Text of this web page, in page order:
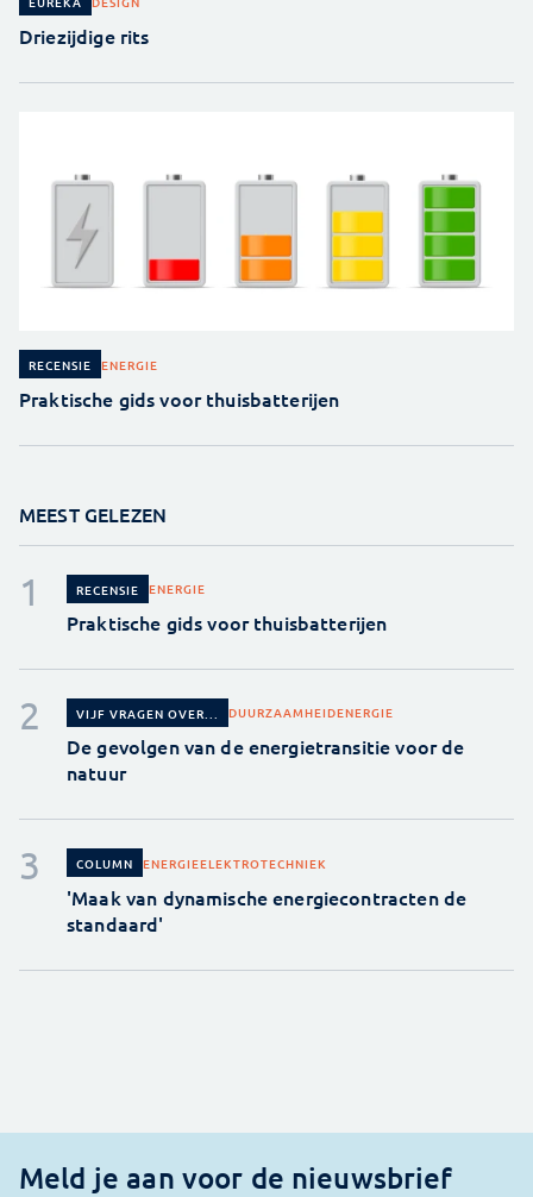
Driezijdige rits
RECENSIE ENERGIE
Praktische gids voor thuisbatterijen
MEEST GELEZEN
RECENSIE ENERGIE
Praktische gids voor thuisbatterijen
VIJF VRAGEN OVER... DUURZAAMHEIDENERGIE
De gevolgen van de energietransitie voor de
natuur
COLUMN ENERGIEELEKTROTECHNIEK
'Maak van dynamische energiecontracten de
standaard'
Meld je aan voor de nieuwsbrief